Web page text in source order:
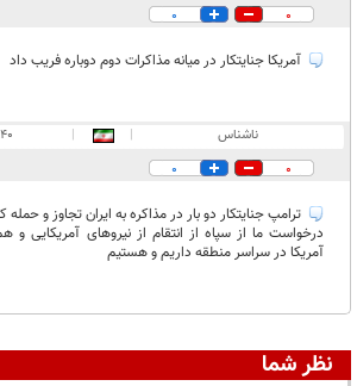
0
0
آمریکا جنایتکار در میانه مذاکرات دوم دوباره فریب داد
ناشناس |
|
۱۷:۴۰
0
0
ترامپ جنایتکار دو بار در مذاکره به ایران تجاوز و
درخواست ما از سپاه از انتقام از نیروهای آمریکایی و
آمریکا در سراسر منطقه داریم و هستیم
نظر شما